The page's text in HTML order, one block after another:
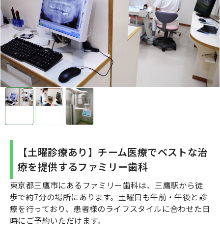
【土曜診療あり】チーム医療でベストな治
療を提供するファミリー歯科
東京都三鷹市にあるファミリー歯科は、三鷹駅から徒
歩で約7分の場所にあります。土曜日も午前・午後と診
療を行っており、患者様のライフスタイルに合わせた日
時にご予約いただけます。